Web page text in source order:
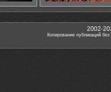
2002-
Копирование публикаций